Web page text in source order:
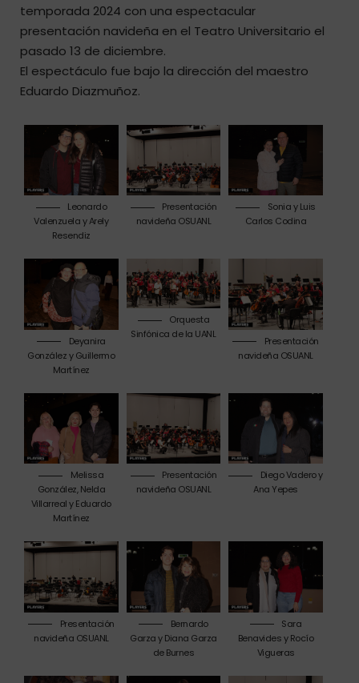
temporada 2024 con una espectacular
presentación navideña en el Teatro Universitario el
pasado 13 de diciembre.
El espectáculo fue bajo la dirección del maestro
Eduardo Diazmuñoz.
Leonardo
Valenzuela y Arely
Resendiz
Presentación
navideña OSUANL
Sonia y Luis
Carlos Codina
Deyanira
González y Guillermo
Martínez
Orquesta
Sinfónica de la UANL
Presentación
navideña OSUANL
Melissa
González, Nelda
Villarreal y Eduardo
Martínez
Presentación
navideña OSUANL
Diego Vadero y
Ana Yepes
Presentación
navideña OSUANL
Bernardo
Garza y Diana Garza
de Burnes
Sara
Benavides y Rocío
Vigueras